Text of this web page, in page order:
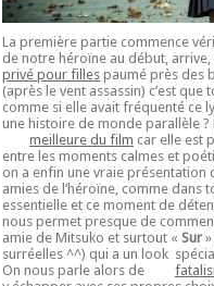
La première partie commence
de notre héroïne au début,
privé pour filles paumé près des
(après le vent assassin) c’est
comme si elle avait fréquenté ce
une histoire de monde parallèle
meilleure du film car elle est
entre les moments calmes et
on a enfin une vraie présentation
amies de l’héroïne, comme dans
essentielle et ce moment de
nous permet presque de
amie de Mitsuko et surtout « Sur
surréelles ^^) qui a un look
On nous parle alors de